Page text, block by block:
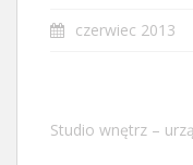
czerwiec 2013
Studio wnętrz –